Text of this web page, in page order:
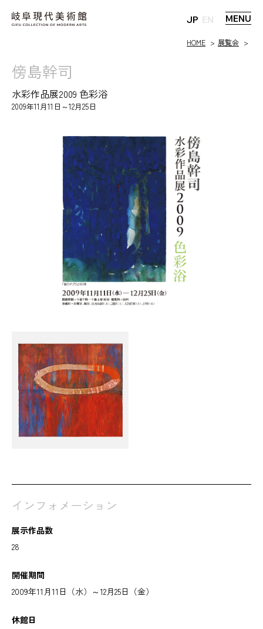
MENU
JP EN
HOME 展覧会
傍島幹司
水彩作品展2009 色彩浴
2009年11月11日～12月25日
インフォメーション
展示作品数
28
開催期間
2009年11月11日（水）～12月25日（金）
休館日